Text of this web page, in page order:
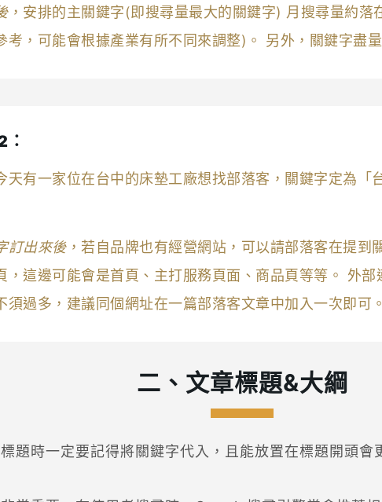
，安排的主關鍵字(即搜尋量最大的關鍵字) 月搜尋量約
考，可能會根據產業有所不同來調整)。 另外，關鍵字盡
：
天有一家位在台中的床墊工廠想找部落客，關鍵字定為「
訂出來後，若自品牌也有經營網站，可以請部落客在提到
，這邊可能會是首頁、主打服務頁面、商品頁等等。 外
須過多，建議同個網址在一篇部落客文章中加入一次即可。
二、文章標題&大綱
題時一定要記得將關鍵字代入，且能放置在標題開頭會